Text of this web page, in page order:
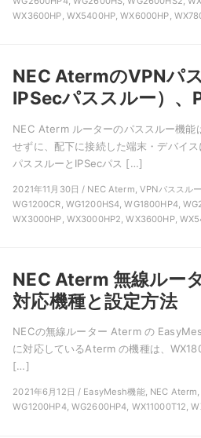
WX3600HP, WX5400HP, WX6000HP,
NEC AtermのVPNパ
IPSecパススルー）、
NEC Aterm ルーターのパススルー機能
せずに、配下に接続した端末・デバイ
パススルーとIPSecパス […]
2021年11月30日 / NEC Aterm, VPNパススル
WG1200CR, WG1200HS4, WG1800HP4,
WX3000HP, WX3000HP2, WX3600HP,
NEC Aterm 無線ルー
対応機種と設定方法
NECの無線ルーター Aterm の
に対応しているAterm の機種は、
[…]
2021年6月12日 / EasyMesh機能, NEC
WG1200HP4, WG2600HP4, WX11000T12,